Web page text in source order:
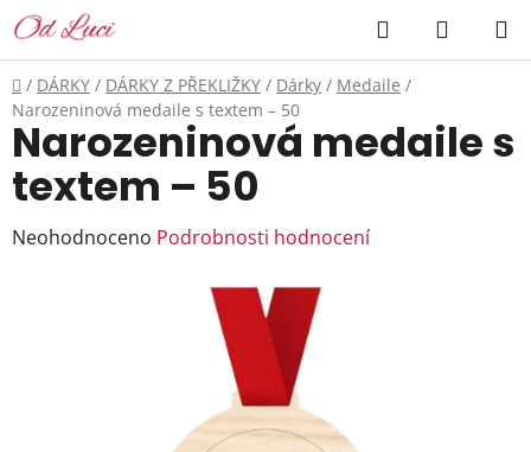
Přejít
na
obsah
Hledat
KOŠÍK
Domů
/ DÁRKY / DÁRKY Z PŘEKLIŽKY / Dárky / Medaile /
Narozeninová medaile s textem – 50
Narozeninová medaile s
textem – 50
Průměrné
Neohodnoceno Podrobnosti hodnocení